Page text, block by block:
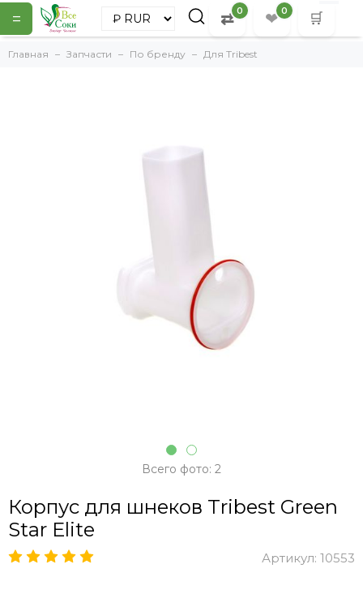
= ⇄ 0 ❤ 0 🛒
Главная Запчасти По бренду Для Tribest
Всего фото: 2
Корпус для шнеков Tribest Green
Star Elite
Артикул: 10553